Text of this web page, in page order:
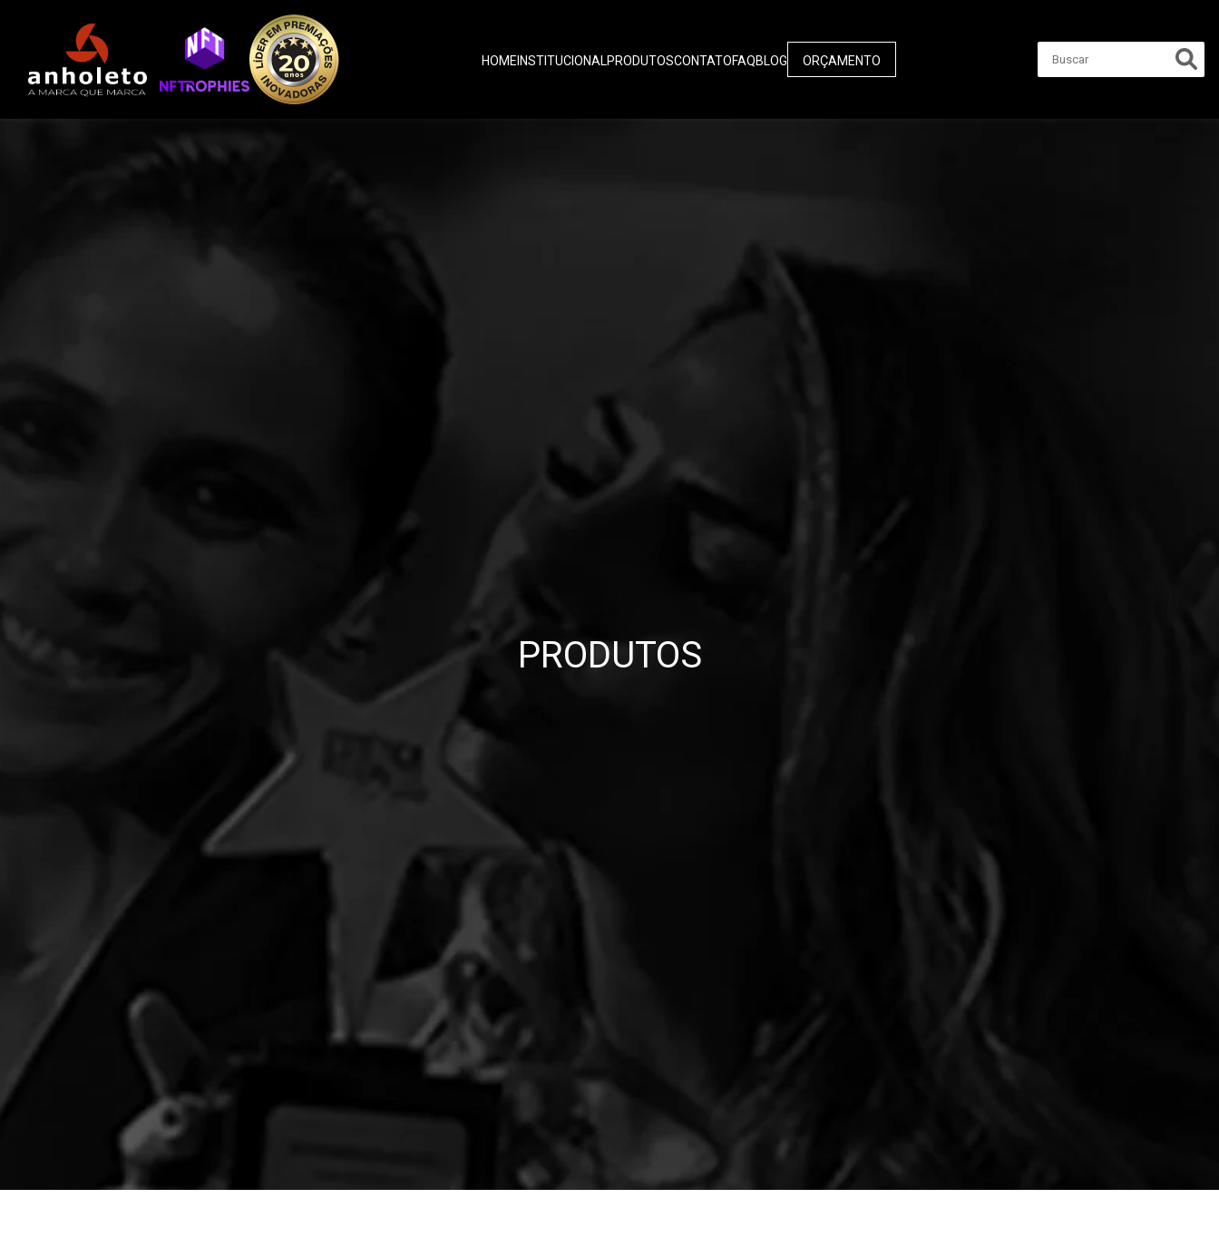
HOME INSTITUCIONALPRODUTOSCONTATOFAQBLOG ORÇAMENTO
PRODUTOS